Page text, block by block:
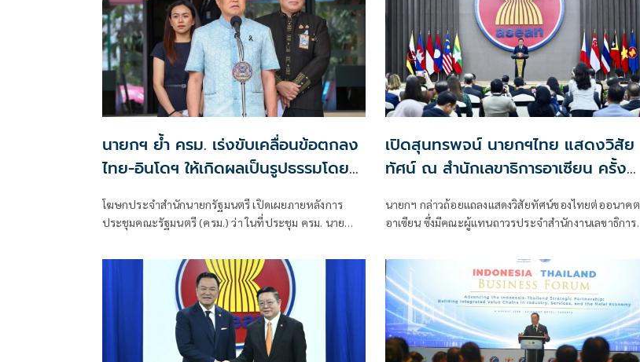
นายกฯ ย้ำ ครม. เร่งขับเคลื่อนข้อตกลง
ไทย-อินโดฯ ให้เกิดผลเป็นรูปธรรมโดย
โฆษกประจำสำนักนายกรัฐมนตรี เปิดเผยภายหลังการ
ประชุมคณะรัฐมนตรี (ครม.) ว่า ในที่ประชุม ครม. นาย
กระทรวงมหาดไทย ได้รายงานผลการเยือนสาธารณรัฐ
อินโดนีเซียอย่างเป็นทางการ ระหว่างวันที่ 3–4 สิงหาคม
เปิดสุนทรพจน์ นายกฯไทย แสดงวิสัย
ทัศน์ ณ สำนักเลขาธิการอาเซียน ครั้ง
นายกฯ กล่าวถ้อยแถลงแสดงวิสัยทัศน์ของไทยต่ออนาคต
อาเซียน ซึ่งมีคณะผู้แทนถาวรประจำสำนักงานเลขาธิการ